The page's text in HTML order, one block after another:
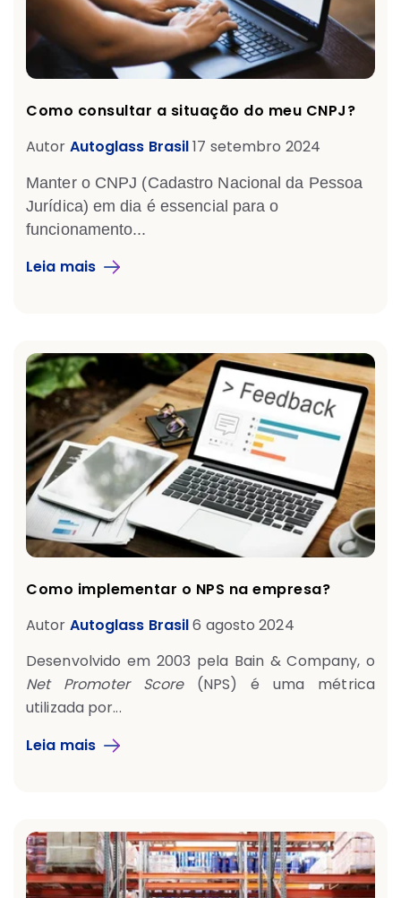
Como consultar a situação do meu CNPJ?
Autor Autoglass Brasil17 setembro 2024
Manter o CNPJ (Cadastro Nacional da Pessoa
Jurídica) em dia é essencial para o
funcionamento...
Leia mais
Como implementar o NPS na empresa?
Autor Autoglass Brasil6 agosto 2024
Desenvolvido em 2003 pela Bain & Company, o
Net Promoter Score(NPS) é uma métrica
utilizada por...
Leia mais